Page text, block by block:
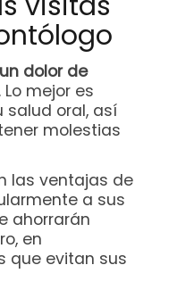
dolor de
. Lo mejor es
salud oral, así
molestias
las ventajas de
a sus
ahorrarán
en
que evitan sus